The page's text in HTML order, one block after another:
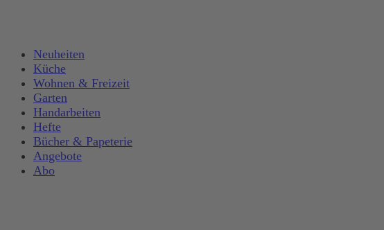
Neuheiten
Küche
Wohnen & Freizeit
Garten
Handarbeiten
Hefte
Bücher & Papeterie
Angebote
Abo